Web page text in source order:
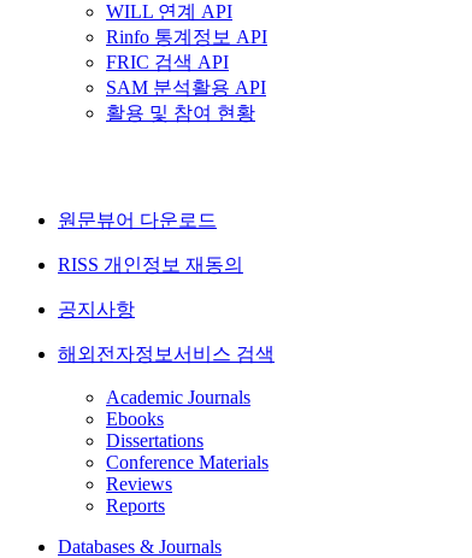
WILL 연계 API
Rinfo 통계정보 API
FRIC 검색 API
SAM 분석활용 API
활용 및 참여 현황
원문뷰어 다운로드
RISS 개인정보 재동의
공지사항
해외전자정보서비스 검색
Academic Journals
Ebooks
Dissertations
Conference Materials
Reviews
Reports
Databases & Journals